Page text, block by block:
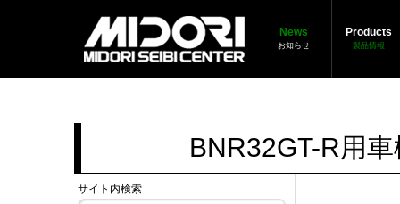
News
お知らせ
Products
製品情報
BNR32GT-R用
サイト内検索